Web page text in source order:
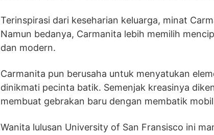
Terinspirasi dari keseharian keluarga, minat
Namun bedanya, Carmanita lebih memilih
dan modern.
Carmanita pun berusaha untuk menyatukan
dinikmati pecinta batik. Semenjak kreasinya
membuat gebrakan baru dengan membatik
Wanita lulusan University of San Fransisco ini